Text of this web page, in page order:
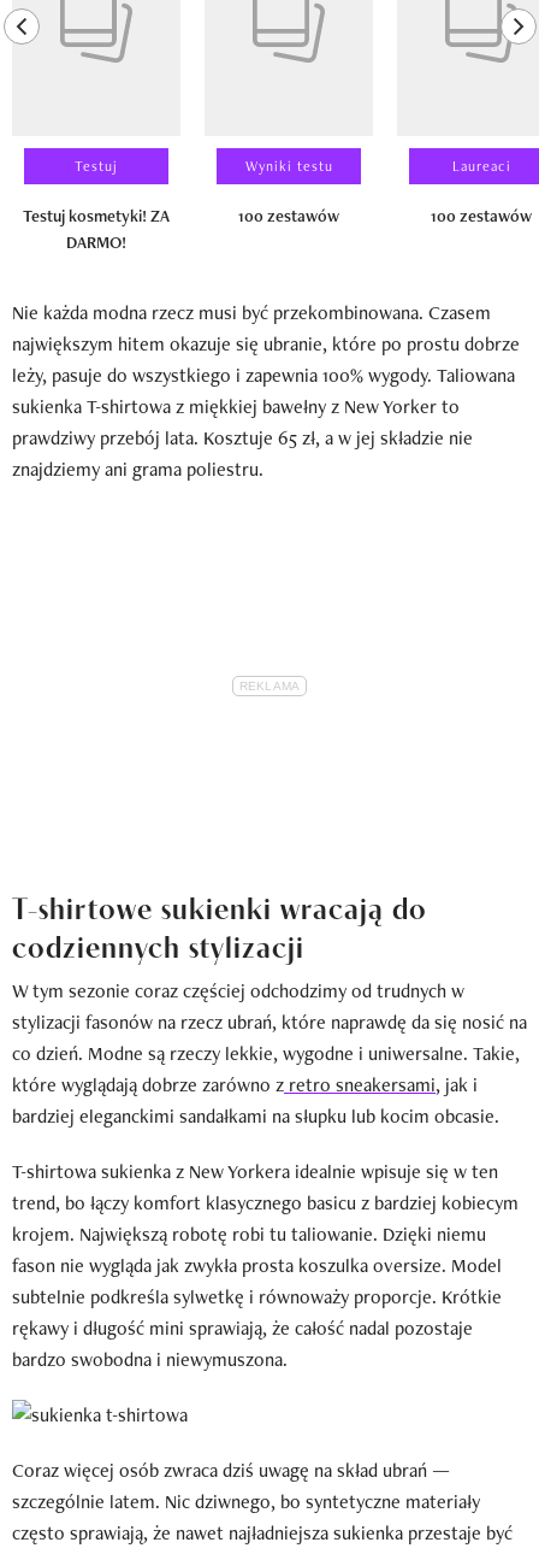
previous element
Testuj
Testuj kosmetyki! ZA
DARMO!
Wyniki testu
100 zestawów
Laureaci
100 zestawów
Nie każda modna rzecz musi być przekombinowana. Czasem
największym hitem okazuje się ubranie, które po prostu dobrze
leży, pasuje do wszystkiego i zapewnia 100% wygody. Taliowana
sukienka T-shirtowa z miękkiej bawełny z New Yorker to
prawdziwy przebój lata. Kosztuje 65 zł, a w jej składzie nie
znajdziemy ani grama poliestru.
T-shirtowe sukienki wracają do
codziennych stylizacji
W tym sezonie coraz częściej odchodzimy od trudnych w
stylizacji fasonów na rzecz ubrań, które naprawdę da się nosić na
co dzień. Modne są rzeczy lekkie, wygodne i uniwersalne. Takie,
które wyglądają dobrze zarówno z retro sneakersami, jak i
bardziej eleganckimi sandałkami na słupku lub kocim obcasie.
T-shirtowa sukienka z New Yorkera idealnie wpisuje się w ten
trend, bo łączy komfort klasycznego basicu z bardziej kobiecym
krojem. Największą robotę robi tu taliowanie. Dzięki niemu
fason nie wygląda jak zwykła prosta koszulka oversize. Model
subtelnie podkreśla sylwetkę i równoważy proporcje. Krótkie
rękawy i długość mini sprawiają, że całość nadal pozostaje
bardzo swobodna i niewymuszona.
Coraz więcej osób zwraca dziś uwagę na skład ubrań —
szczególnie latem. Nic dziwnego, bo syntetyczne materiały
często sprawiają, że nawet najładniejsza sukienka przestaje być